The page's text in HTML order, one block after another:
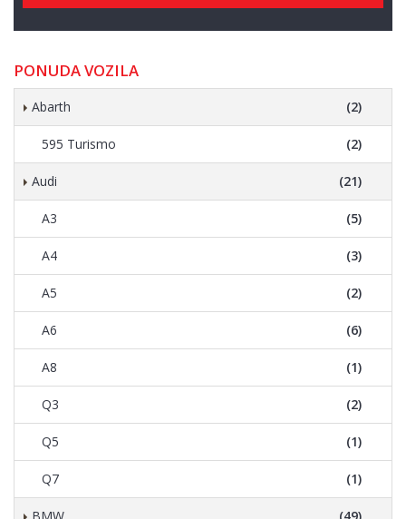
PONUDA VOZILA
Abarth (2)
595 Turismo (2)
Audi (21)
A3 (5)
A4 (3)
A5 (2)
A6 (6)
A8 (1)
Q3 (2)
Q5 (1)
Q7 (1)
BMW (49)